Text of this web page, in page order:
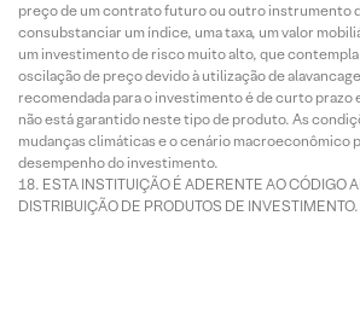
preço de um contrato futuro ou outro instrumento
consubstanciar um índice, uma taxa, um valor
um investimento de risco muito alto, que
oscilação de preço devido à utilização de
recomendada para o investimento é de curto prazo
não está garantido neste tipo de produto. As
mudanças climáticas e o cenário macroeconômico
desempenho do investimento.
ESTA INSTITUIÇÃO É ADERENTE AO CÓDIGO
DISTRIBUIÇÃO DE PRODUTOS DE INVESTIMENTO.